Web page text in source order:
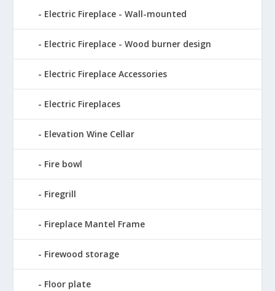
Electric Fireplace - Wall-mounted
Electric Fireplace - Wood burner design
Electric Fireplace Accessories
Electric Fireplaces
Elevation Wine Cellar
Fire bowl
Firegrill
Fireplace Mantel Frame
Firewood storage
Floor plate